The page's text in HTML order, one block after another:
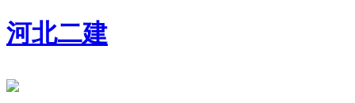
河北二建